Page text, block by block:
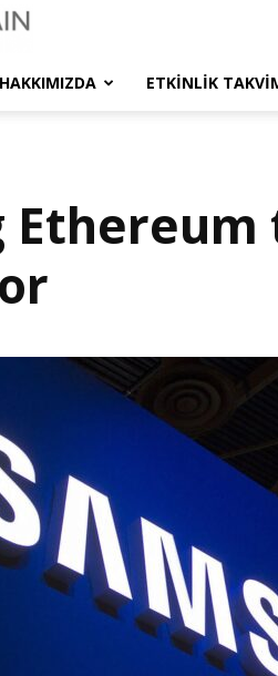
Türkiye
HAKKIMIZDA ETKINLIK
Ethereum